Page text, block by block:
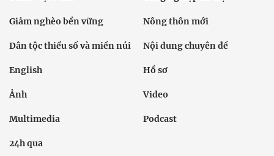
Giảm nghèo bền vững Nông thôn mới
Dân tộc thiểu số và miền núi Nội dung chuyên đề
English Hồ sơ
Ảnh Video
Multimedia Podcast
24h qua